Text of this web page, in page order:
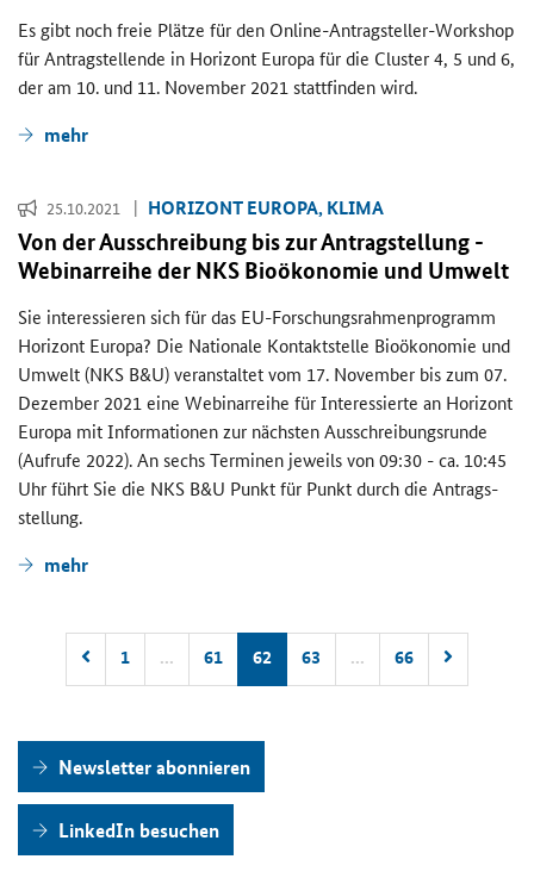
Es gibt noch freie Plät­ze für den Online-​Antragsteller-Workshop
für An­trag­stel­len­de in Ho­ri­zont Eu­ro­pa für die Cluster4, 5 und 6,
der am 10. und 11. No­vem­ber 2021 statt­fin­den wird.
mehr
25.10.2021 HO­RI­ZONT EU­RO­PA, KLIMA
Von der Aus­schrei­bung bis zur An­trag­stel­lung -
We­bi­nar­rei­he der NKS Bio­öko­no­mie und Um­welt
Sie in­ter­es­sie­ren sich für das EU-​Forschungsrahmenprogramm
Ho­ri­zont Eu­ro­pa? Die Na­tio­na­le Kon­takt­stel­le Bio­öko­no­mie und
Um­welt (NKS B&U) ver­an­stal­tet vom 17. No­vem­ber bis zum 07.
De­zem­ber 2021 eine We­bi­nar­rei­he für In­ter­es­sier­te an Ho­ri­zont
Eu­ro­pa mit In­for­ma­tio­nen zur nächs­ten Aus­schrei­bungs­run­de
(Auf­ru­fe 2022). An sechs Ter­mi­nen je­weils von 09:30 - ca. 10:45
Uhr führt Sie die NKS B&U Punkt für Punkt durch die An­trags­
stel­lung.
mehr
1 ... 61 62 63 ... 66
News­let­ter abon­nie­ren
Lin­ke­dIn be­su­chen